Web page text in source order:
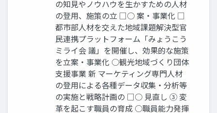
の知見やノウハウを生かすための人材
の登用、施策の立 □○ 案・事業化 □
都市部人材を交えた地域課題解決型官
民連携プラットフォーム「みょうこう
ミライ会 議」を開催し、効果的な施策
を立案・事業化 ○観光地域づくり団体
支援事業 新 マーケティング専門人材
の登用による各種データ収集・分析等
の実施と戦略計画の □○ 見直し ③ 変
革を起こす職員の育成 ○職員能力発揮